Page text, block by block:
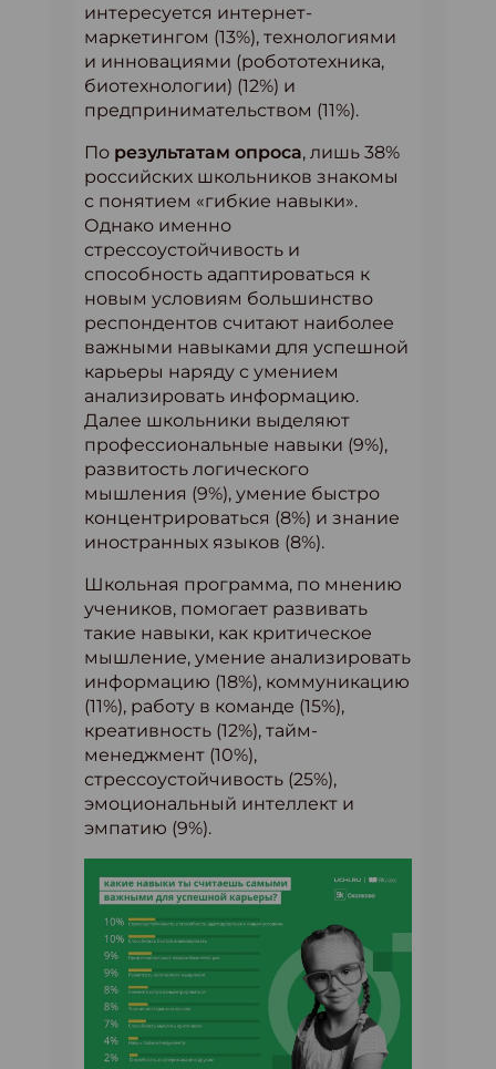
интересуется интернет-
маркетингом (13%), технологиями
и инновациями (робототехника,
биотехнологии) (12%) и
предпринимательством (11%).
По результатам опроса, лишь 38%
российских школьников знакомы
с понятием «гибкие навыки».
Однако именно
стрессоустойчивость и
способность адаптироваться к
новым условиям большинство
респондентов считают наиболее
важными навыками для успешной
карьеры наряду с умением
анализировать информацию.
Далее школьники выделяют
профессиональные навыки (9%),
развитость логического
мышления (9%), умение быстро
концентрироваться (8%) и знание
иностранных языков (8%).
Школьная программа, по мнению
учеников, помогает развивать
такие навыки, как критическое
мышление, умение анализировать
информацию (18%), коммуникацию
(11%), работу в команде (15%),
креативность (12%), тайм-
менеджмент (10%),
стрессоустойчивость (25%),
эмоциональный интеллект и
эмпатию (9%).